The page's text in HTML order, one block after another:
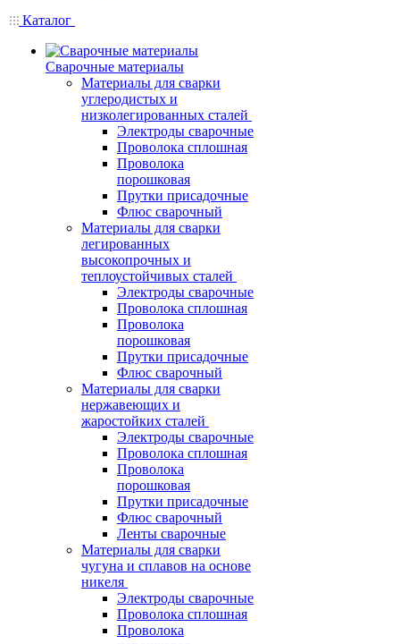
Каталог
Сварочные материалы
Материалы для сварки
углеродистых и
низколегированных сталей
Электроды сварочные
Проволока сплошная
Проволока
порошковая
Прутки присадочные
Флюс сварочный
Материалы для сварки
легированных
высокопрочных и
теплоустойчивых сталей
Электроды сварочные
Проволока сплошная
Проволока
порошковая
Прутки присадочные
Флюс сварочный
Материалы для сварки
нержавеющих и
жаростойких сталей
Электроды сварочные
Проволока сплошная
Проволока
порошковая
Прутки присадочные
Флюс сварочный
Ленты сварочные
Материалы для сварки
чугуна и сплавов на основе
никеля
Электроды сварочные
Проволока сплошная
Проволока